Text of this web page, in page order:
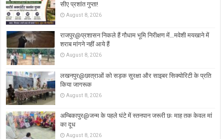
सीए प्रशांत गुप्ता!
August 8, 2026
राजपुर@प्रशासन निकले हैं गौधाम भूमि निरीक्षण में…मवेशी मयखाने में
शराब मांगने नहीं आये हैं
August 8, 2026
लखनपुर@छात्राओं को सड़क सुरक्षा और साइबर सिक्योरिटी के प्रति
किया जागरूक
August 8, 2026
अम्बिकापुर@जन्म के पहले घंटे में स्तनपान जरूरी छः माह तक केवल मां
का दूध
August 8, 2026